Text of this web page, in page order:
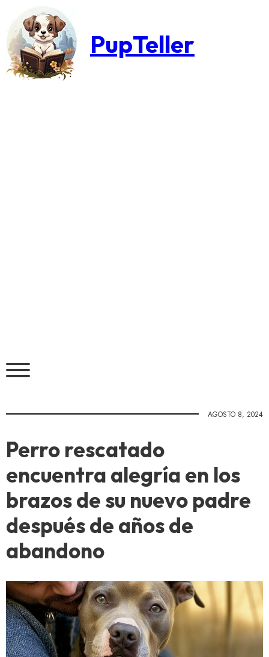
PupTeller
AGOSTO 8, 2024
Perro rescatado
encuentra alegría en los
brazos de su nuevo padre
después de años de
abandono